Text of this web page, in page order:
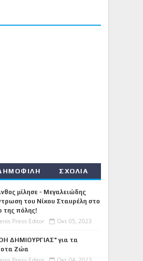
ΣΧΟΛΙΑ
μίλησε - Μεγαλειώδης
του Νίκου Σταυρέλη στο
της πόλης!
Press Editor Οκτ 05, 2023
ΔΗΜΙΟΥΡΓΙΑΣ" για τα
Ζώα